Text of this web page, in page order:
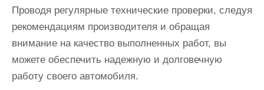
Проводя регулярные технические проверки, следуя
рекомендациям производителя и обращая
внимание на качество выполненных работ, вы
можете обеспечить надежную и долговечную
работу своего автомобиля.